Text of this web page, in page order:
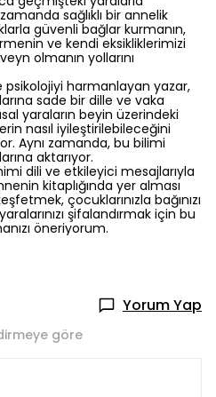
sağlıklı bir annelik
güvenli bağlar kurmanın,
ve kendi eksikliklerimizi
olmanın yollarını
harmanlayan yazar,
sade bir dille ve vaka
yaraların beyin üzerindeki
nasıl iyileştirilebileceğini
Aynı zamanda, bu bilimi
aktarıyor.
dili ve etkileyici mesajlarıyla
kitaplığında yer alması
çocuklarınızla bağınızı
şifalandırmak için bu
öneriyorum.
Yorum Yap
göre